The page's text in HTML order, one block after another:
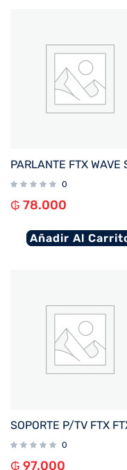
0
₲ 78.000
Añadir Al
0
₲ 97.000